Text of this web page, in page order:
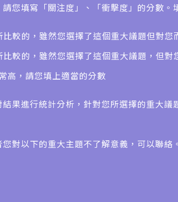
您填寫「關注度」、「衝擊度」的分數。
較的，雖然您選擇了這個重大議題但對
較的，雖然您選擇了這個重大議題，但對
高，請您填上適當的分數
果進行統計分析，針對您所選擇的重大議
對以下的重大主題不了解意義，可以聯絡。